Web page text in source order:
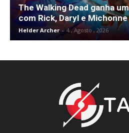
The Walking Dead ganha
com Rick, Daryl e Michonne
Helder Archer - 4 , Agosto , 2026